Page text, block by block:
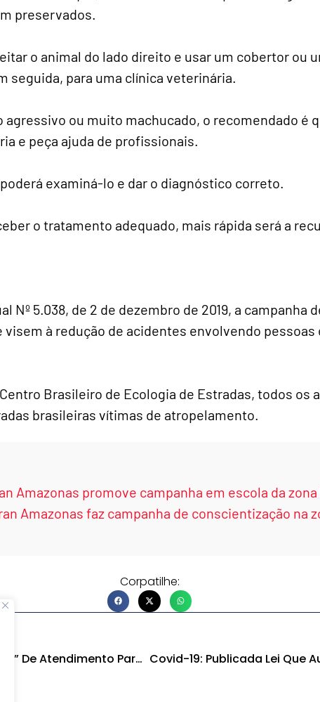
preservados.
o animal do lado direito e usar um cobertor ou
seguida, para uma clínica veterinária.
agressivo ou muito machucado, o recomendado é
e peça ajuda de profissionais.
examiná-lo e dar o diagnóstico correto.
o tratamento adequado, mais rápida será a
Nº 5.038, de 2 de dezembro de 2019, a campanha
visem à redução de acidentes envolvendo pessoas
Brasileiro de Ecologia de Estradas, todos os
brasileiras vítimas de atropelamento.
Amazonas promove campanha em escola da
Amazonas faz campanha de conscientização na
Corpatilhe:
DPE-AM Lança “passaporte” De Atendimento Para População Em Situação De Rua